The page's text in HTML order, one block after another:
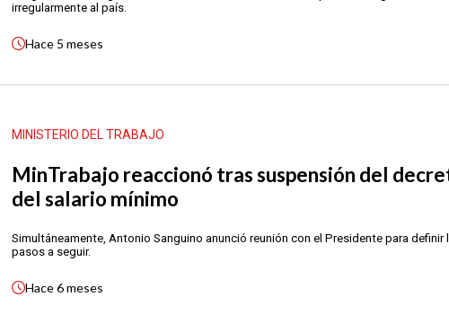
irregularmente al país.
Hace 5 meses
MINISTERIO DEL TRABAJO
MinTrabajo reaccionó tras suspensión del
del salario mínimo
Simultáneamente, Antonio Sanguino anunció reunión con el Presidente para definir
pasos a seguir.
Hace6 meses